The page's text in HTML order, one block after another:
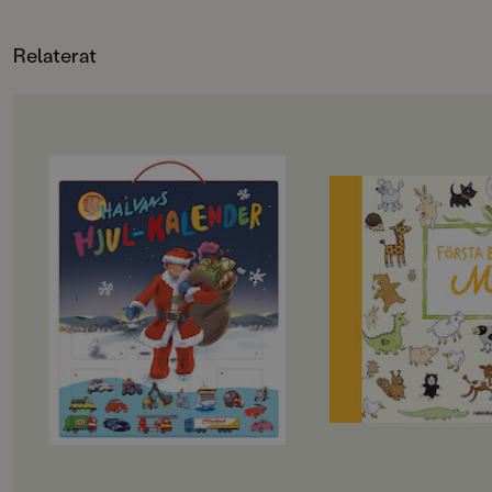
Relaterat
Öppna en ny spännande lucka varje
dag och följ med Halvan på
äventyr! Kalendern är fylld med
roliga pysselböcker, kluriga pussel,
färgglada klistermärken och
kartongfigurer som gör väntan på
julafton extra kul. Perfekt för alla
små fordonsfantaster!
De älskade böckerna om Halvan är
skapade av författaren Arne Norlin
och illustratören Jonas Burman.
Glöm inte bort den
med ditt barn!
Både lyxig och
bedårande bilder
Kruusval!
Det är så mycket
barnets första år.
som man vill
nybliven förälder.
första ordet? När
stegen? Och vart